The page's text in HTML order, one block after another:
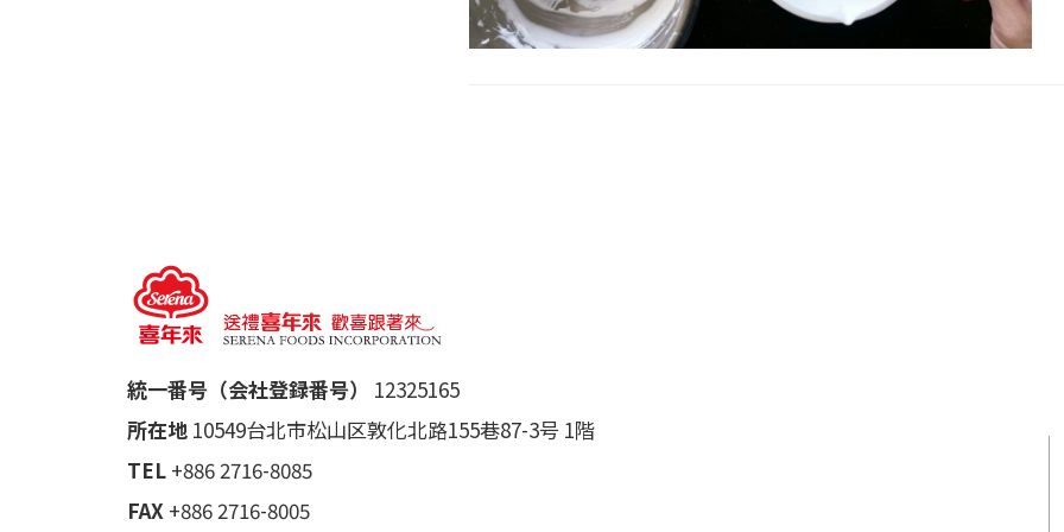
統一番号（会社登録番号）
12325165
所在地 10549台北市松山区敦化北路155巷87-3号 1階
TEL +886 2716-8085
FAX +886 2716-8005